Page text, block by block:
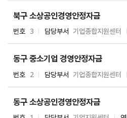
북구 소상공인경영안정자금
번호 3 담당부서 기업종합지원센터
동구 중소기업 경영안정자금
번호 2 담당부서 기업종합지원센터
동구 소상공인경영안정자금